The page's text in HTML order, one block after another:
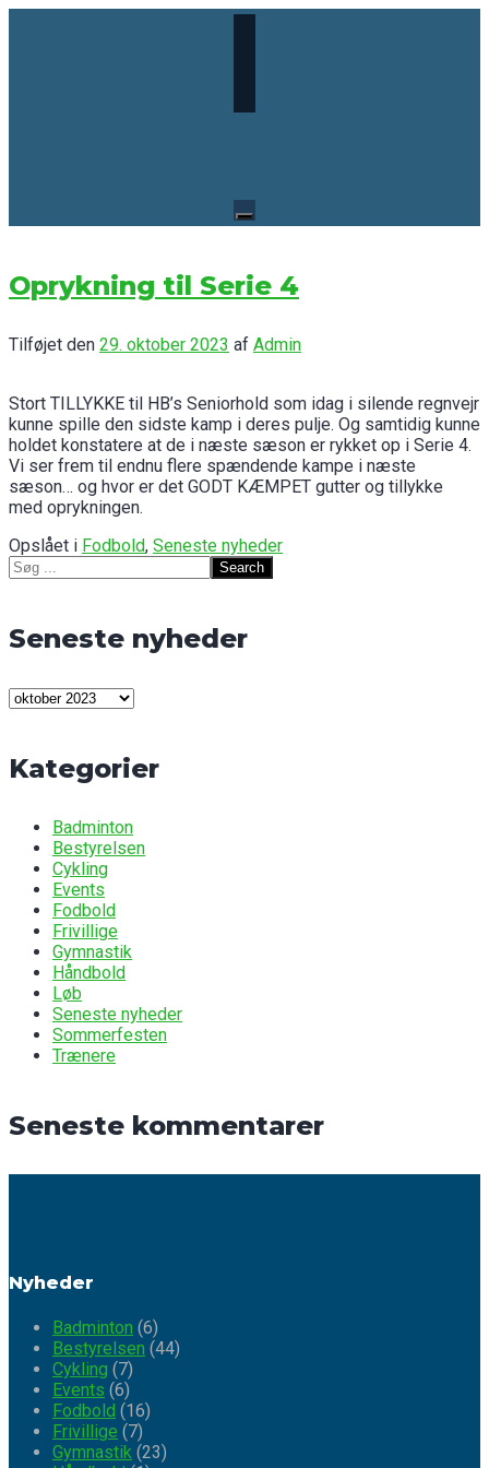
Oprykning til Serie 4
Tilføjet den 29. oktober 2023 af Admin
Stort TILLYKKE til HB’s Seniorhold som idag i silende regnvejr
kunne spille den sidste kamp i deres pulje. Og samtidig kunne
holdet konstatere at de i næste sæson er rykket op i Serie 4.
Vi ser frem til endnu flere spændende kampe i næste
sæson… og hvor er det GODT KÆMPET gutter og tillykke
med oprykningen.
Opslået i Fodbold, Seneste nyheder
Search
for:
Seneste nyheder
Seneste
Kategorier
Badminton
Bestyrelsen
Cykling
Events
Fodbold
Frivillige
Gymnastik
Håndbold
Løb
Seneste nyheder
Sommerfesten
Trænere
Seneste kommentarer
Nyheder
Badminton (6)
Bestyrelsen (44)
Cykling (7)
Events (6)
Fodbold (16)
Frivillige (7)
Gymnastik (23)